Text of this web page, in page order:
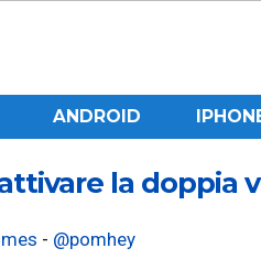
ANDROID
la doppia
- @pomhey